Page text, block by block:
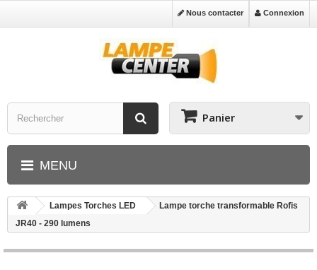
Connexion
Nous contacter
Panier
MENU
Lampes Torches LED
Lampe torche transformable Rofis
JR40 - 290 lumens